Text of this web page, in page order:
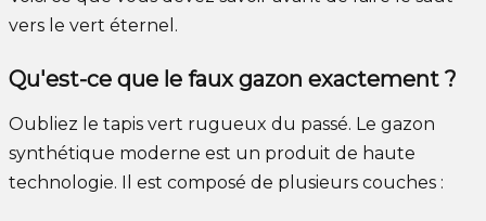
vers le vert éternel.
Qu'est-ce que le faux gazon exactement ?
Oubliez le tapis vert rugueux du passé. Le gazon
synthétique moderne est un produit de haute
technologie. Il est composé de plusieurs couches :